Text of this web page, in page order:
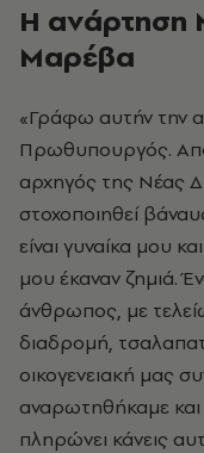
Η ανάρτηση
Μαρέβα
«Γράφω αυτήν την
Πρωθυπουργός.
αρχηγός της Νέας
στοχοποιηθεί
είναι γυναίκα μου
μου έκαναν ζημιά.
άνθρωπος, με
διαδρομή,
οικογενειακή μας
αναρωτηθήκαμε και
πληρώνει κάνεις